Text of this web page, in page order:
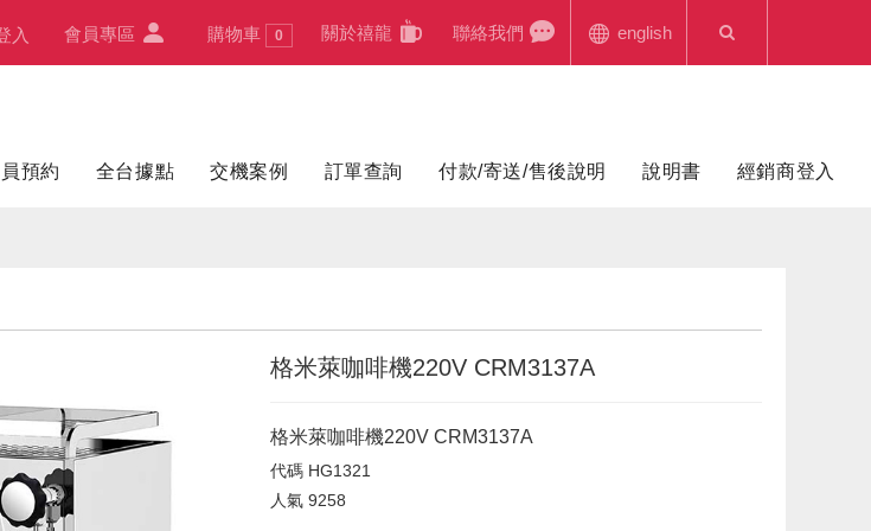
入 會員專區 購物車 0 關於禧龍 聯絡我們 english
預約 全台據點 交機案例 訂單查詢 付款/寄送/售後說明 說明書 經銷商登入
格米萊咖啡機220V CRM3137A
格米萊咖啡機220V CRM3137A
代碼 HG1321
人氣 9258